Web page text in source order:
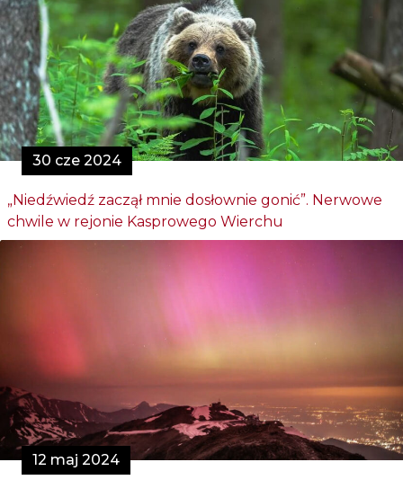
30 cze 2024
„Niedźwiedź zaczął mnie dosłownie gonić”. Nerwowe
chwile w rejonie Kasprowego Wierchu
12 maj 2024